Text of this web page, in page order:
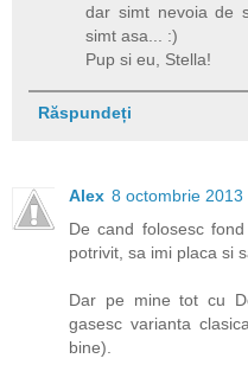
dar simt nevoia de
simt asa... :)
Pup si eu, Stella!
Răspundeți
Alex 8 octombrie 2013
De cand folosesc
potrivit, sa imi placa si
Dar pe mine tot cu
gasesc varianta
bine).